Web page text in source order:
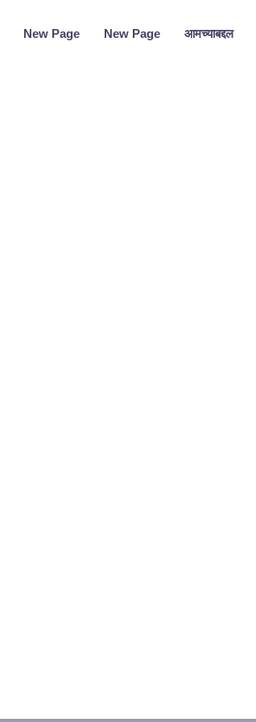
New Page New Page आमच्याबद्दल